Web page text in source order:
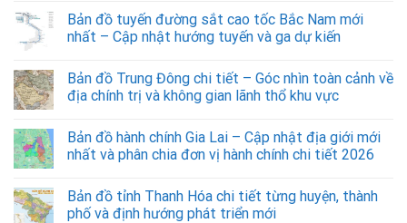
Bản đồ tuyến đường sắt cao tốc Bắc Nam mới
nhất – Cập nhật hướng tuyến và ga dự kiến
Bản đồ Trung Đông chi tiết – Góc nhìn toàn cảnh về
địa chính trị và không gian lãnh thổ khu vực
Bản đồ hành chính Gia Lai – Cập nhật địa giới mới
nhất và phân chia đơn vị hành chính chi tiết 2026
Bản đồ tỉnh Thanh Hóa chi tiết từng huyện, thành
phố và định hướng phát triển mới